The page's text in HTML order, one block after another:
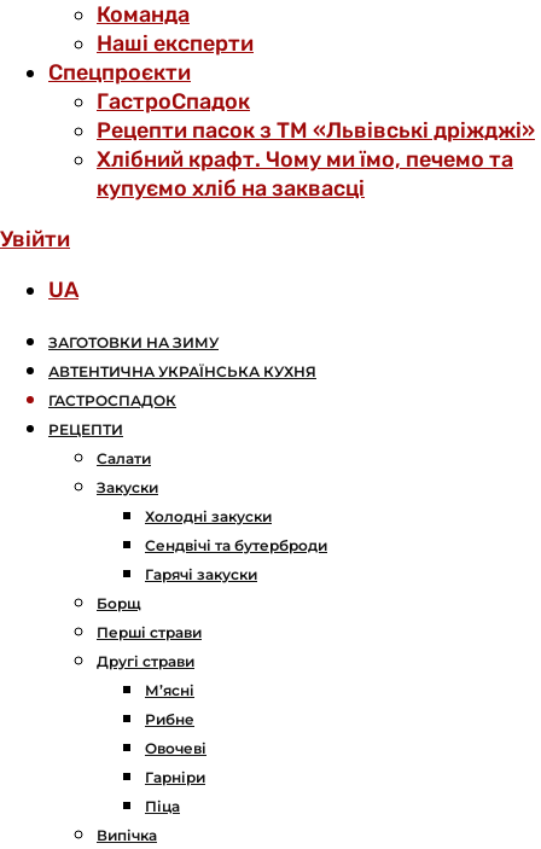
Команда
Наші експерти
Спецпроєкти
ГастроСпадок
Рецепти пасок з ТМ «Львівські дріжджі»
Хлібний крафт. Чому ми їмо, печемо та
купуємо хліб на заквасці
Увійти
UA
ЗАГОТОВКИ НА ЗИМУ
АВТЕНТИЧНА УКРАЇНСЬКА КУХНЯ
ГАСТРОСПАДОК
РЕЦЕПТИ
Салати
Закуски
Холодні закуски
Сендвічі та бутерброди
Гарячі закуски
Борщ
Перші страви
Другі страви
М’ясні
Рибне
Овочеві
Гарніри
Піца
Випічка